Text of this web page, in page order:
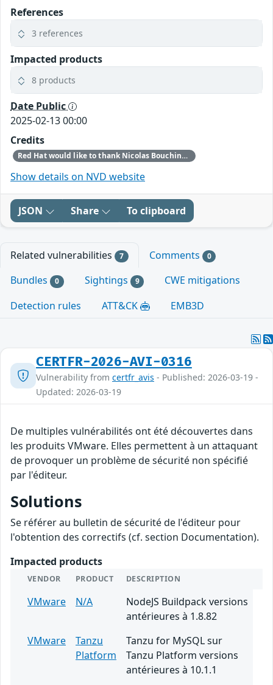
References
3 references
Impacted products
8 products
Date Public
2025-02-13 00:00
Credits
Red Hat would like to thank Nicolas Bouchinet (ANSSI – French Cybersecurity Agency) for reporting this issue.
Show details on NVD website
JSON Share To clipboard
Related vulnerabilities 7 Comments 0
Bundles 0 Sightings 9
CWE mitigations
Detection rules
ATT&CK EMB3D
CERTFR-2026-AVI-0316
Vulnerability from certfr_avis - Published: 2026-03-19 -
Updated: 2026-03-19
De multiples vulnérabilités ont été découvertes dans
les produits VMware. Elles permettent à un attaquant
de provoquer un problème de sécurité non spécifié
par l'éditeur.
Solutions
Se référer au bulletin de sécurité de l'éditeur pour
l'obtention des correctifs (cf. section Documentation).
Impacted products
VENDOR PRODUCT DESCRIPTION
VMware N/A
NodeJS Buildpack versions
antérieures à 1.8.82
VMware
Tanzu
Platform
Tanzu for MySQL sur
Tanzu Platform versions
antérieures à 10.1.1